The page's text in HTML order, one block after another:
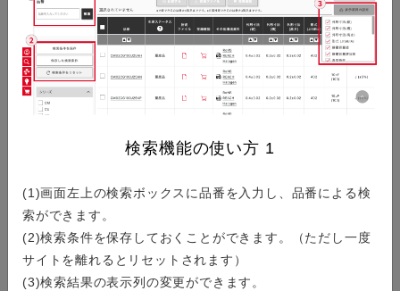
検索機能の使い方 1
(1)画面左上の検索ボックスに品番を入力し、品番による検
索ができます。
(2)検索条件を保存しておくことができます。（ただし一度
サイトを離れるとリセットされます）
(3)検索結果の表示列の変更ができます。
小型化と高周波化を両立させた設計技術について紹介します。
スマートグラス向けタイミングデバ…
スマートグラスの進化を加速させる、京セラの超小型・低電圧
タイミングデバイスをご紹介します。